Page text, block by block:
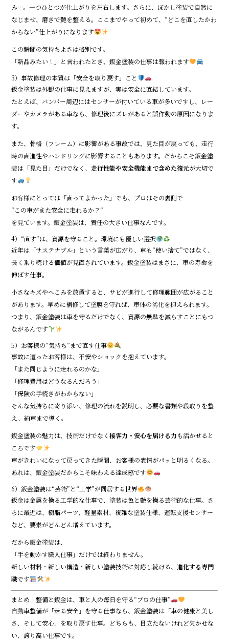
み…。一つひとつが仕上がりを左右します。さらに、ぼかし塗装で自然に
なじませ、磨きで艶を整える。ここまでやって初めて、“どこを直したかわ
からない”仕上がりになります
この瞬間の気持ちよさは格別です。
「新品みたい！」と言われたとき、鈑金塗装の仕事は報われます
3）事故修理の本質は「安全を取り戻す」こと
鈑金塗装は外観の仕事に見えますが、実は安全に直結しています。
たとえば、バンパー周辺にはセンサーが付いている車が多いですし、レー
ダーやカメラがある車なら、修理後にズレがあると誤作動の原因になりま
す。
また、骨格（フレーム）に影響がある事故では、見た目が戻っても、走行
時の直進性やハンドリングに影響することもあります。だからこそ鈑金塗
装は「見た目」だけでなく、走行性能や安全機能まで含めた復元が大切で
す
お客様にとっては「直ってよかった」でも、プロはその裏側で
“この車がまた安全に走れるか？”
を見ています。鈑金塗装は、責任の大きい仕事なんです。
4）“直す”は、資源を守ること。環境にも優しい選択
近年は「サステナブル」という言葉が広がり、車も“使い捨て”ではなく、
長く乗り続ける価値が見直されています。鈑金塗装はまさに、車の寿命を
伸ばす仕事。
小さなキズやへこみを放置すると、サビが進行して修理範囲が広がること
があります。早めに補修して塗膜を守れば、車体の劣化を抑えられます。
つまり、鈑金塗装は車を守るだけでなく、資源の無駄を減らすことにもつ
ながるんです
5）お客様の“気持ち”まで直す仕事
事故に遭ったお客様は、不安やショックを抱えています。
「また同じように走れるのかな」
「修理費用はどうなるんだろう」
「保険の手続きがわからない」
そんな気持ちに寄り添い、修理の流れを説明し、必要な書類や段取りを整
え、納車まで導く。
鈑金塗装の魅力は、技術だけでなく接客力・安心を届ける力も活かせると
ころです
車がきれいになって戻ってきた瞬間、お客様の表情がパッと明るくなる。
あれは、鈑金塗装だからこそ味わえる達成感です
6）鈑金塗装は“芸術”と“工学”が同居する世界
鈑金は金属を操る工学的な仕事で、塗装は色と艶を操る芸術的な仕事。さ
らに最近は、樹脂パーツ、軽量素材、複雑な塗装仕様、運転支援センサー
など、要素がどんどん増えています。
だから鈑金塗装は、
「手を動かす職人仕事」だけでは終わりません。
新しい材料・新しい構造・新しい塗装技術に対応し続ける、進化する専門
職です
まとめ｜整備と鈑金は、車と人の毎日を守る“プロの仕事”
自動車整備が「走る安全」を守る仕事なら、鈑金塗装は「車の健康と美し
さ、そして安心」を取り戻す仕事。どちらも、目立たないけれど欠かせな
い、誇り高い仕事です。